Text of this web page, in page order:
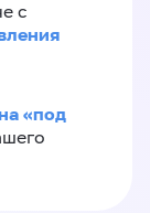
с
«под